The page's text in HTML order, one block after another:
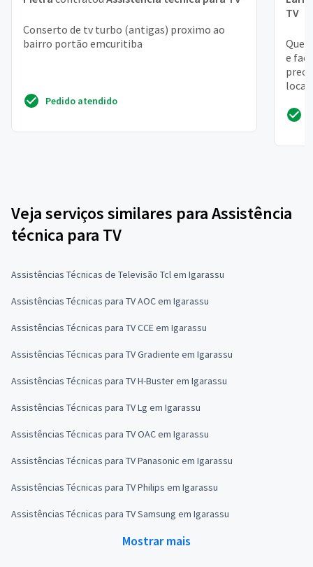
Conserto de tv turbo (antigas) proximo ao
bairro portão emcuritiba
Pedido atendido
TV
e
local
Veja serviços similares para Assistência
técnica para TV
Assistências Técnicas de Televisão Tcl em Igarassu
Assistências Técnicas para TV AOC em Igarassu
Assistências Técnicas para TV CCE em Igarassu
Assistências Técnicas para TV Gradiente em Igarassu
Assistências Técnicas para TV H-Buster em Igarassu
Assistências Técnicas para TV Lg em Igarassu
Assistências Técnicas para TV OAC em Igarassu
Assistências Técnicas para TV Panasonic em Igarassu
Assistências Técnicas para TV Philips em Igarassu
Assistências Técnicas para TV Samsung em Igarassu
Mostrar mais